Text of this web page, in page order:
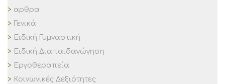
αρθρα
Γενικά
Ειδική Γυμναστική
Ειδική Διαπαιδαγώγηση
Εργοθεραπεία
Κοινωνικές Δεξιότητες